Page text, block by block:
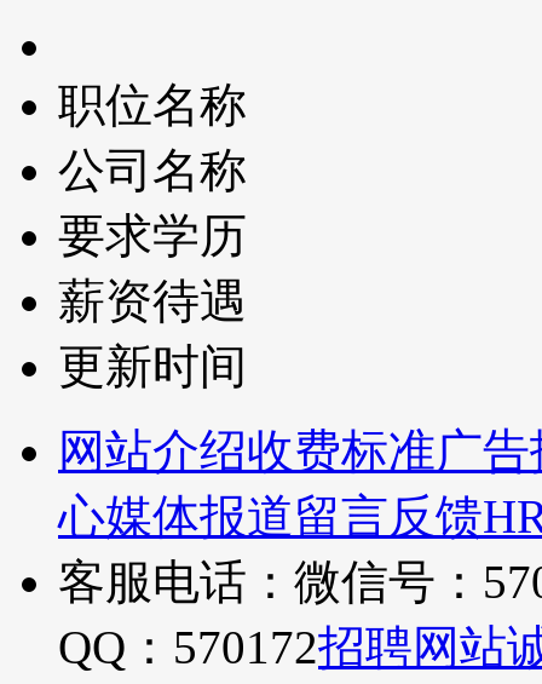
职位名称
公司名称
要求学历
薪资待遇
更新时间
网站介绍收费标准广
心媒体报道留言反馈
客服电话：微信号：
QQ：570172招聘网站